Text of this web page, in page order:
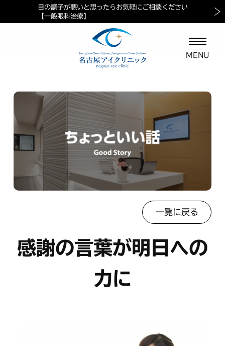
当院におけるペイシェントハラスメントに対する方針
目の調子が悪いと思ったらお気軽にご相談ください
【一般眼科治療】
マイナ保険証ご利用の案内
一覧に戻る
感謝の言葉が明日への
力に